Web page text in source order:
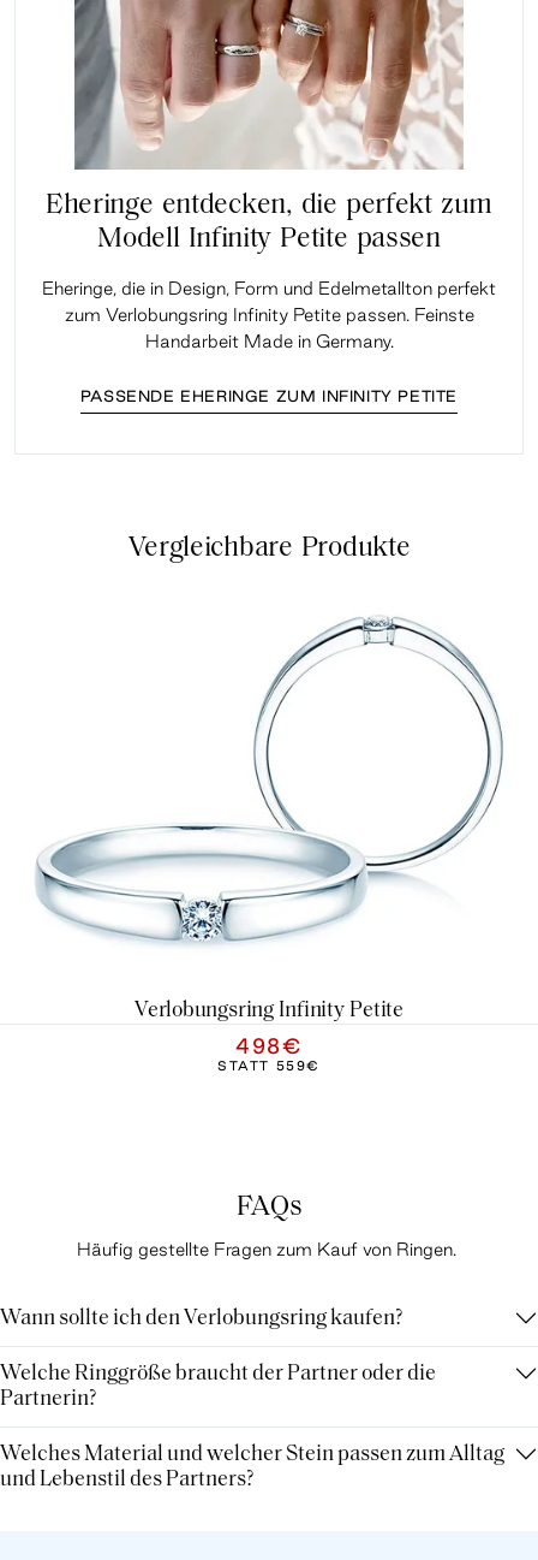
Eheringe entdecken, die perfekt zum
Modell Infinity Petite passen
Eheringe, die in Design, Form und Edelmetallton perfekt
zum Verlobungsring Infinity Petite passen. Feinste
Handarbeit Made in Germany.
PASSENDE EHERINGE ZUM INFINITY PETITE
Vergleichbare Produkte
Verlobungsring Infinity Petite
498€
STATT 559€
FAQs
Häufig gestellte Fragen zum Kauf von Ringen.
Wann sollte ich den Verlobungsring kaufen?
Welche Ringgröße braucht der Partner oder die
Partnerin?
Welches Material und welcher Stein passen zum Alltag
und Lebenstil des Partners?